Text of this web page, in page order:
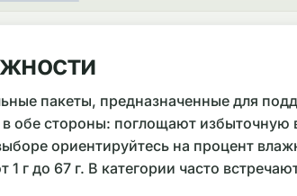
Механические
пакеты, предназначенные для
обе стороны: поглощают избыточную
ориентируйтесь на процент
г до 67 г. В категории часто